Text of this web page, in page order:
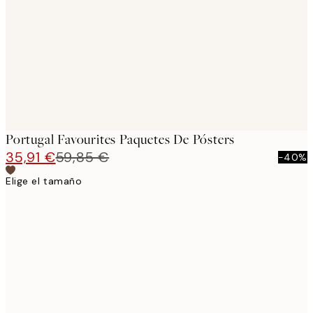
Portugal Favourites Paquetes De Pósters
35,91 €59,85 €
-40%
Elige el tamaño